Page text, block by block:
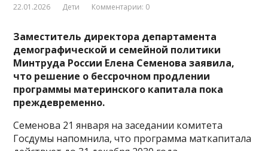
22.01.2026 Дети Комментарии: 0
Заместитель директора департамента
демографической и семейной политики
Минтруда России Елена Семенова заявила,
что решение о бессрочном продлении
программы материнского капитала пока
преждевременно.
Семенова 21 января на заседании комитета
Госдумы напомнила, что программа маткапитала